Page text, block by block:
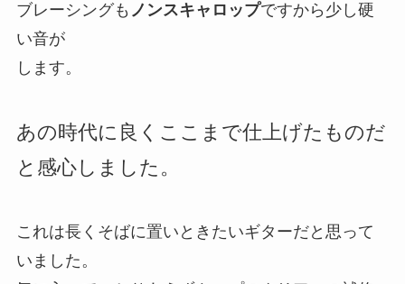
ブレーシングも ノンスキャロップですから少し硬
い音が
します。
あの時代に良くここまで仕上げたものだ
と感心しました。
これは長くそばに置いときたいギターだと思って
いました。